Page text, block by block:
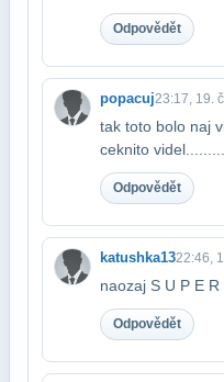
Odpovědět
popacuj23:17, 19.
tak toto bolo naj
ceknito
Odpovědět
katushka1322:46,
naozaj S U P E R
Odpovědět